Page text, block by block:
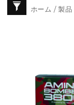
ホーム /製品